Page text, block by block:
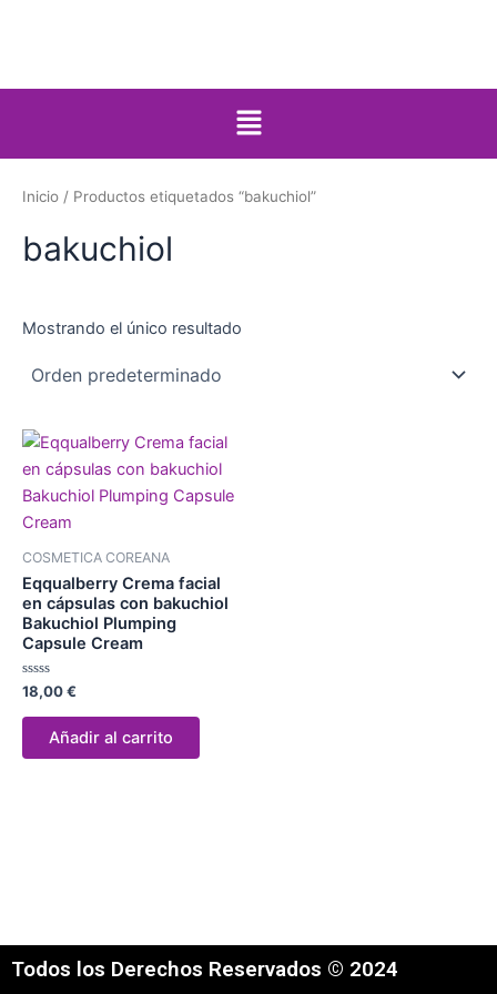
Menú
Inicio / Productos etiquetados “bakuchiol”
bakuchiol
Mostrando el único resultado
COSMETICA COREANA
Eqqualberry Crema facial
en cápsulas con bakuchiol
Bakuchiol Plumping
Capsule Cream
Valorado
con
0
18,00€
Añadir al carrito
Todos los Derechos Reservados © 2024